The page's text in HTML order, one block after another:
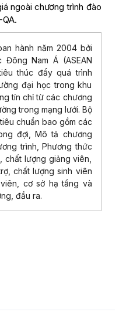
ngoài chương trình đào
hành năm 2004 bởi
Nam Á (ASEAN
thúc đẩy quá trình
đại học trong khu
tín chỉ từ các chương
trong mạng lưới. Bộ
chuẩn bao gồm các
đợi, Mô tả chương
trình, Phương thức
lượng giảng viên,
chất lượng sinh viên
cơ sở hạ tầng và
đầu ra.